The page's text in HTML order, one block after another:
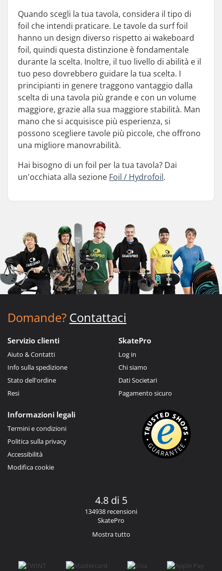
Quando scegli la tua tavola, considera il tipo di
foil che intendi praticare. Le tavole da surf foil
hanno un design diverso rispetto ai wakeboard
foil, quindi questa distinzione è fondamentale
durante la scelta. Inoltre, il tuo livello di abilità e il
tuo peso dovrebbero guidare la tua scelta. I
principianti in genere traggono vantaggio dalla
scelta di una tavola più grande e con un volume
maggiore, grazie alla sua maggiore stabilità. Man
mano che si acquisisce più esperienza, si
possono scegliere tavole più piccole, che offrono
una migliore manovrabilità.
Hai bisogno di un foil per la tua tavola? Dai
un'occhiata alla sezione Foil / Hydrofoil.
Domande? Contattaci
Servizio clienti
Aiuto & Contatti
Info sulla spedizione
Stato dell'ordine
Resi
SkatePro
Log in
Chi siamo
Dati Societari
Pagamento sicuro
Informazioni legali
Termini e condizioni
Politica sulla privacy
Accessibilità
Modifica cookie
4.8 di 5
134938 recensioni
SkatePro
Mostra tutto